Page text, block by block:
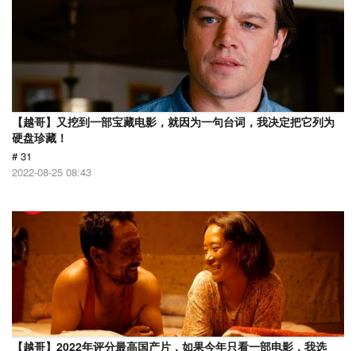
【越哥】又挖到一部宝藏电影，就因为一句台词，我决定把它列为
硬盘珍藏！
# 31
2022-08-25 08:43
【越哥】2022年评分最高国产片，如果今年只看一部电影，我选